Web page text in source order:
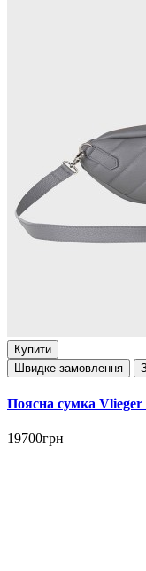
Купити
Швидке замовлення
Поясна сумка Vlieger
19700грн